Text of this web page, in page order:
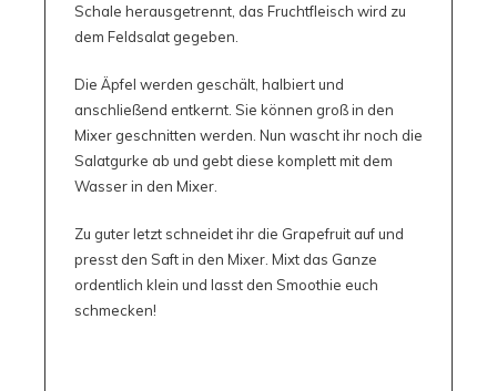
Schale herausgetrennt, das Fruchtfleisch wird zu
dem Feldsalat gegeben.
Die Äpfel werden geschält, halbiert und
anschließend entkernt. Sie können groß in den
Mixer geschnitten werden. Nun wascht ihr noch die
Salatgurke ab und gebt diese komplett mit dem
Wasser in den Mixer.
Zu guter letzt schneidet ihr die Grapefruit auf und
presst den Saft in den Mixer. Mixt das Ganze
ordentlich klein und lasst den Smoothie euch
schmecken!